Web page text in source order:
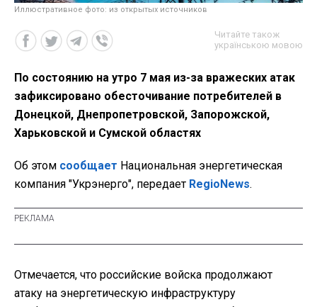
Иллюстративное фото: из открытых источников
Читайте також
українською мовою
По состоянию на утро 7 мая из-за вражеских атак
зафиксировано обесточивание потребителей в
Донецкой, Днепропетровской, Запорожской,
Харьковской и Сумской областях
Об этом сообщает Национальная энергетическая
компания "Укрэнерго", передает RegioNews.
Отмечается, что российские войска продолжают
атаку на энергетическую инфраструктуру